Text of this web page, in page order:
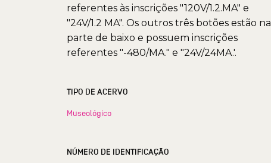
referentes às inscrições "120V/1.2.MA" e
"24V/1.2 MA". Os outros três botões estão na
parte de baixo e possuem inscrições
referentes "-480/MA." e "24V/24MA.'.
TIPO DE ACERVO
Museológico
NÚMERO DE IDENTIFICAÇÃO